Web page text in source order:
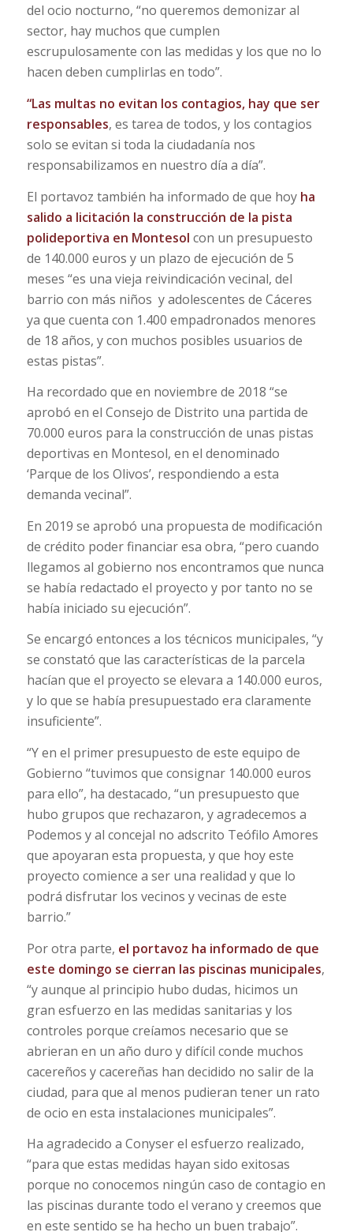
del ocio nocturno, “no queremos demonizar al
sector, hay muchos que cumplen
escrupulosamente con las medidas y los que no lo
hacen deben cumplirlas en todo”.
“Las multas no evitan los contagios, hay que ser
responsables, es tarea de todos, y los contagios
solo se evitan si toda la ciudadanía nos
responsabilizamos en nuestro día a día”.
El portavoz también ha informado de que hoy ha
salido a licitación la construcción de la pista
polideportiva en Montesol con un presupuesto
de 140.000 euros y un plazo de ejecución de 5
meses “es una vieja reivindicación vecinal, del
barrio con más niños y adolescentes de Cáceres
ya que cuenta con 1.400 empadronados menores
de 18 años, y con muchos posibles usuarios de
estas pistas”.
Ha recordado que en noviembre de 2018 “se
aprobó en el Consejo de Distrito una partida de
70.000 euros para la construcción de unas pistas
deportivas en Montesol, en el denominado
‘Parque de los Olivos’, respondiendo a esta
demanda vecinal”.
En 2019 se aprobó una propuesta de modificación
de crédito poder financiar esa obra, “pero cuando
llegamos al gobierno nos encontramos que nunca
se había redactado el proyecto y por tanto no se
había iniciado su ejecución”.
Se encargó entonces a los técnicos municipales, “y
se constató que las características de la parcela
hacían que el proyecto se elevara a 140.000 euros,
y lo que se había presupuestado era claramente
insuficiente”.
“Y en el primer presupuesto de este equipo de
Gobierno “tuvimos que consignar 140.000 euros
para ello”, ha destacado, “un presupuesto que
hubo grupos que rechazaron, y agradecemos a
Podemos y al concejal no adscrito Teófilo Amores
que apoyaran esta propuesta, y que hoy este
proyecto comience a ser una realidad y que lo
podrá disfrutar los vecinos y vecinas de este
barrio.”
Por otra parte, el portavoz ha informado de que
este domingo se cierran las piscinas municipales,
“y aunque al principio hubo dudas, hicimos un
gran esfuerzo en las medidas sanitarias y los
controles porque creíamos necesario que se
abrieran en un año duro y difícil conde muchos
cacereños y cacereñas han decidido no salir de la
ciudad, para que al menos pudieran tener un rato
de ocio en esta instalaciones municipales”.
Ha agradecido a Conyser el esfuerzo realizado,
“para que estas medidas hayan sido exitosas
porque no conocemos ningún caso de contagio en
las piscinas durante todo el verano y creemos que
en este sentido se ha hecho un buen trabajo”.